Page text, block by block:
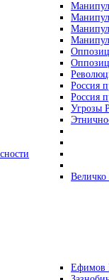
Россия
Россия
Угрозы
Ефимов